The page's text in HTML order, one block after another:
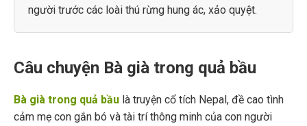
người trước các loài thú rừng hung ác, xảo quyệt.
Câu chuyện Bà già trong quả bầu
Bà già trong quả bầu là truyện cổ tích Nepal, đề cao tình
cảm mẹ con gắn bó và tài trí thông minh của con người